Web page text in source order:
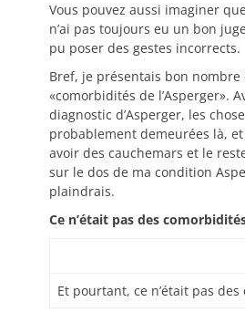
Vous pouvez aussi imaginer
n’ai pas toujours eu un bon
pu poser des gestes incorrects.
Bref, je présentais bon nombre
«comorbidités de l’Asperger».
diagnostic d’Asperger, les
probablement demeurées là,
avoir des cauchemars et le
sur le dos de ma condition
plaindrais.
Ce n’était pas des
Et pourtant, ce n’était pas